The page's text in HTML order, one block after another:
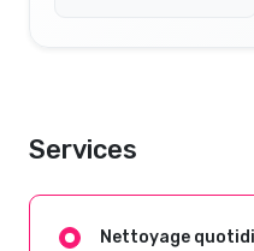
Services
Nettoyage